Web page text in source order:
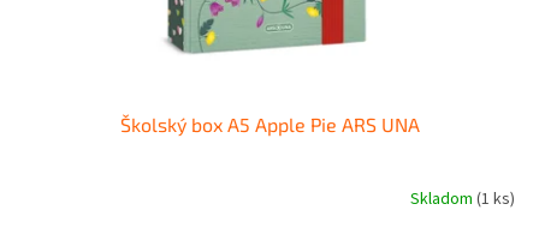
Školský box A5 Apple Pie ARS UNA
Skladom (1 ks)